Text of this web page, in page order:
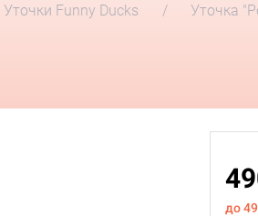
Уточки Funny Ducks Уточка
до 49